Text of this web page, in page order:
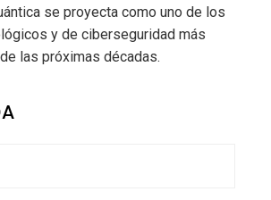
se proyecta como uno de los
y de ciberseguridad más
las próximas décadas.